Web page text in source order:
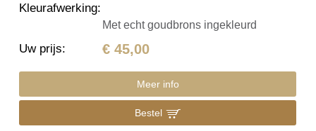
Kleurafwerking:
Met echt goudbrons ingekleurd
Uw prijs: € 45,00
Meer info
Bestel